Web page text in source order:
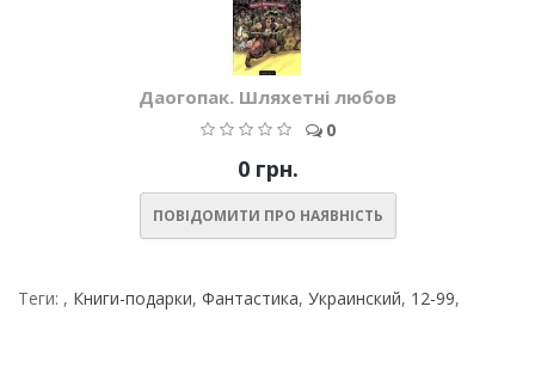
Даогопак. Шляхетні любов
0
0 грн.
ПОВІДОМИТИ ПРО НАЯВНІСТЬ
Теги: , Книги-подарки, Фантастика, Украинский, 12-99,